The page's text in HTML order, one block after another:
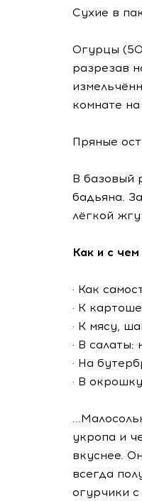
Сухие в
Огурцы
разрезав
комнате
Пряные
В базовый
бадьяна.
лёгкой
Как и с
· Как
· К
· К мясу,
· В
· На
· В
укропа и
вкуснее.
всегда
огурчики